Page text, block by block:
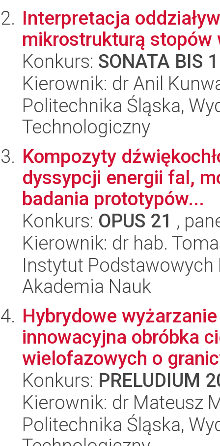
Interpretacja
mikrostrukturą stopów
Konkurs: SONATA BIS
Kierownik: dr Anil
Politechnika Śląska,
Technologiczny
Kompozyty
dyssypcji energii fal,
badania prototypów...
Konkurs: OPUS 21 ,
Kierownik: dr hab.
Instytut
Akademia Nauk
Hybrydowe
innowacyjna obróbka
wielofazowych o
Konkurs: PRELUDIUM
Kierownik: dr Mateusz
Politechnika Śląska,